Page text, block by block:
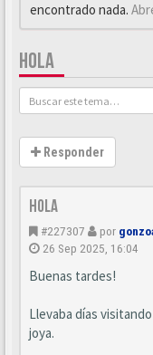
encontrado nada.
HOLA
Responder
Hola
#227307 por
26 Sep 2025, 16:04
Buenas tardes!
Llevaba días
joya.